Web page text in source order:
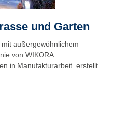
und Garten
außergewöhnlichem
von WIKORA.
in Manufakturarbeit erstellt.